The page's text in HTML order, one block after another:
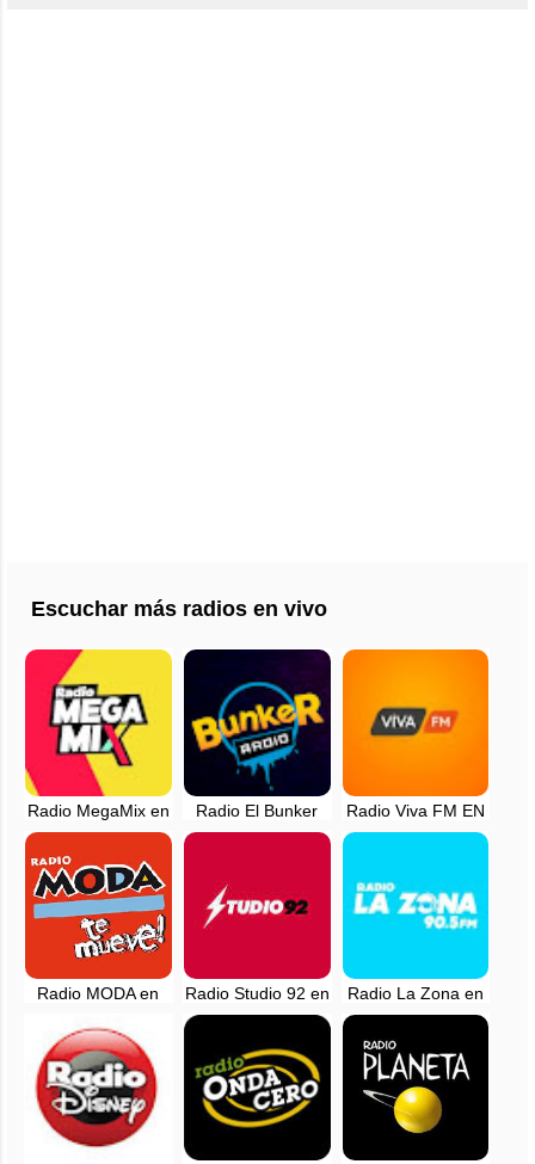
Escuchar más radios en vivo
Radio MegaMix en
vivo - 96.7 FM -
Radio El Bunker
FM - Lima, Perú
Radio Viva FM EN
VIVO - Lima, Peru
Radio MODA en
Radio Studio 92 en
vivo - Lima, Perú
Radio La Zona en
vivo - 90.5 FM -